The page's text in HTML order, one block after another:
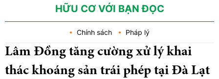
Vĩnh Long phát
HỮU CƠ VỚI BẠN ĐỌC
Chính sách Pháp lý
Lâm Đồng tăng cường xử lý khai
thác khoáng sản trái phép tại Đà Lạt